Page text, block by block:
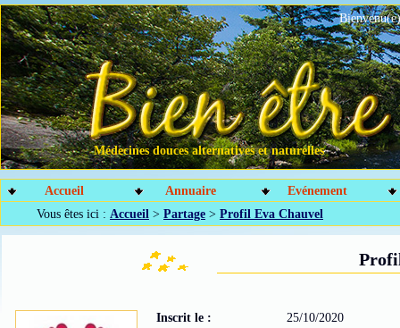
Médecines douces alternatives et naturelles
Accueil Annuaire
Evénement
Vous êtes ici : Accueil > Partage > Profil Eva Chauvel
Inscrit le :
25/10/2020